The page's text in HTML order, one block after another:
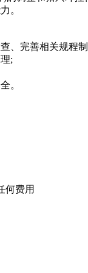
。
、完善相关规程
;
。
何费用